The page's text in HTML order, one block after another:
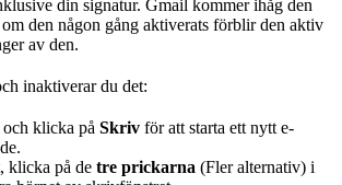
din signatur. Gmail kommer ihåg den
den någon gång aktiverats förblir den aktiv
av den.
inaktiverar du det:
klicka på Skriv för att starta ett nytt e-
klicka på de tre prickarna (Fler alternativ) i